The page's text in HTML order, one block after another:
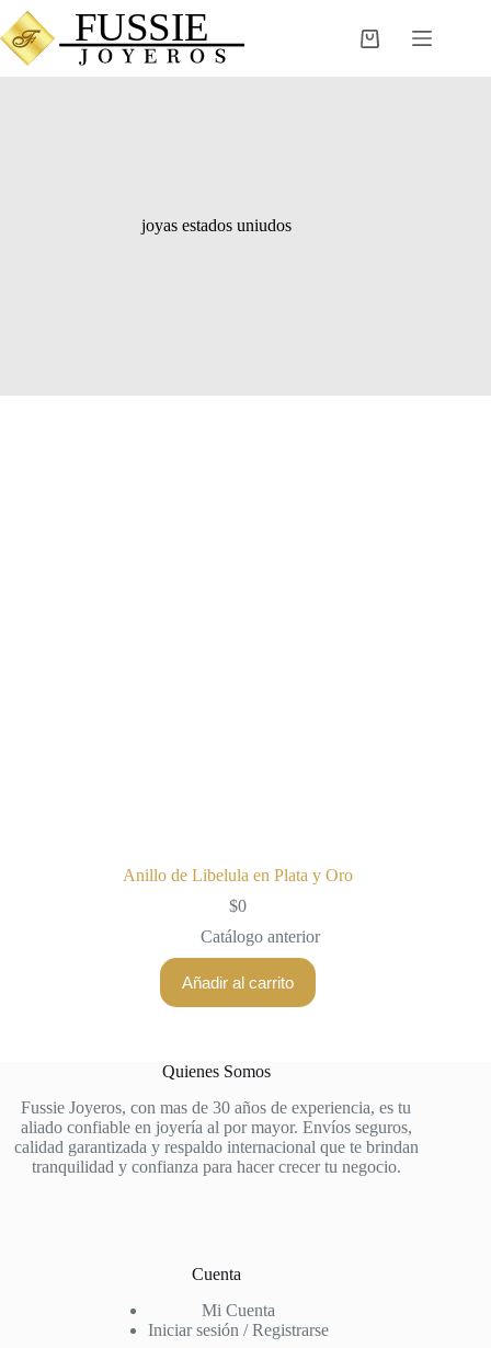
Saltar
al
contenido
Carro
joyas estados uniudos
Anillo de Libelula en Plata y Oro
$0
Catálogo anterior
Añadir al carrito
Quienes Somos
Fussie Joyeros, con mas de 30 años de experiencia, es tu
aliado confiable en joyería al por mayor. Envíos seguros,
calidad garantizada y respaldo internacional que te brindan
tranquilidad y confianza para hacer crecer tu negocio.
Cuenta
Mi Cuenta
Iniciar sesión / Registrarse